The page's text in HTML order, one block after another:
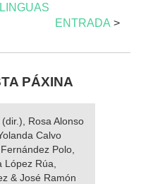
ENTRADA >
PÁXINA
Rosa Alonso
Calvo
Polo,
Rúa,
& José Ramón